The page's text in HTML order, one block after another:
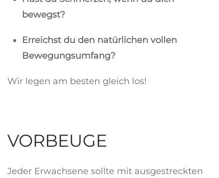
bewegst?
Erreichst du den natürlichen vollen
Bewegungsumfang?
Wir legen am besten gleich los!
VORBEUGE
Jeder Erwachsene sollte mit ausgestreckten